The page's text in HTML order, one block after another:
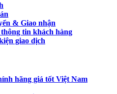
& Giao nhận
tin khách hàng
giao dịch
hãng giá tốt Việt Nam